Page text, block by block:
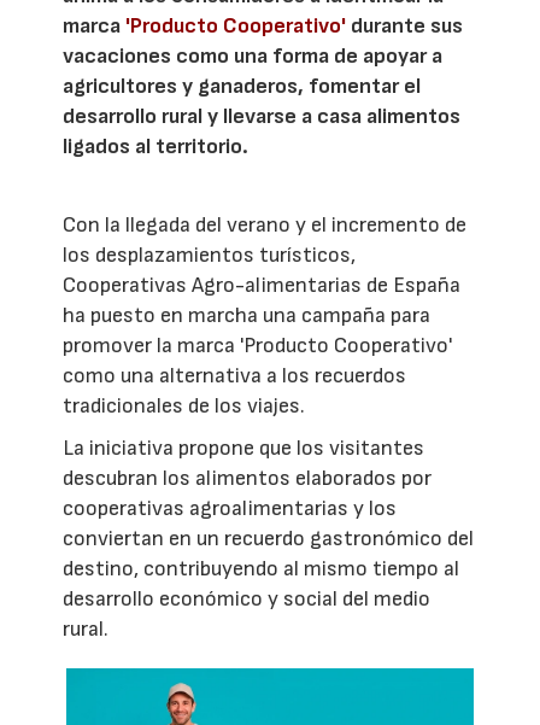
marca 'Producto Cooperativo' durante sus
vacaciones como una forma de apoyar a
agricultores y ganaderos, fomentar el
desarrollo rural y llevarse a casa alimentos
ligados al territorio.
Con la llegada del verano y el incremento de
los desplazamientos turísticos,
Cooperativas Agro-alimentarias de España
ha puesto en marcha una campaña para
promover la marca 'Producto Cooperativo'
como una alternativa a los recuerdos
tradicionales de los viajes.
La iniciativa propone que los visitantes
descubran los alimentos elaborados por
cooperativas agroalimentarias y los
conviertan en un recuerdo gastronómico del
destino, contribuyendo al mismo tiempo al
desarrollo económico y social del medio
rural.